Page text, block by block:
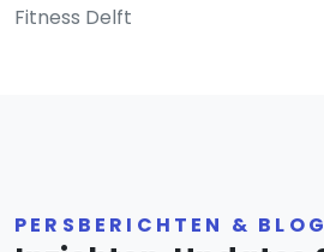
Fitness Delft
PERSBERICHTEN &